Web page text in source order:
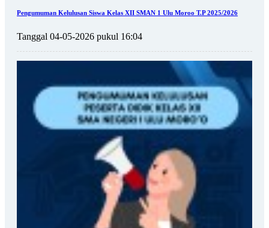
Pengumuman Kelulusan Siswa Kelas XII SMAN 1 Ulu Moroo T.P 2025/2026
Tanggal 04-05-2026 pukul 16:04